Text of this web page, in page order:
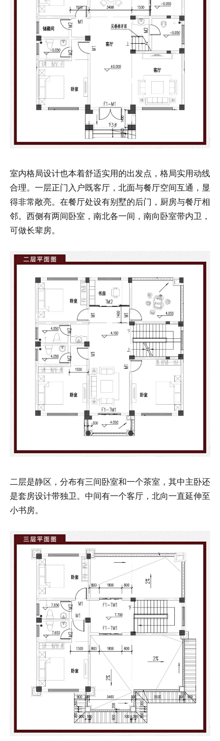
室内格局设计也本着舒适实用的出发点，格局实用动线
合理。一层正门入户既客厅，北面与餐厅空间互通，显
得非常敞亮。在餐厅处设有别墅的后门，厨房与餐厅相
邻。西侧有两间卧室，南北各一间，南向卧室带内卫，
可做长辈房。
二层是静区，分布有三间卧室和一个茶室，其中主卧还
是套房设计带独卫。中间有一个客厅，北向一直延伸至
小书房。